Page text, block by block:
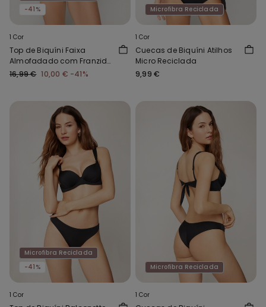
-41%
1 Cor
Top de Biquíni Faixa
Almofadado com Franzido
Microfibra Reciclada
16,99 € 10,00 € -41%
Microfibra Reciclada
1 Cor
Cuecas de Biquíni Atilhos
Micro Reciclada
9,99 €
Microfibra Reciclada
-41%
1 Cor
Microfibra Reciclada
1 Cor